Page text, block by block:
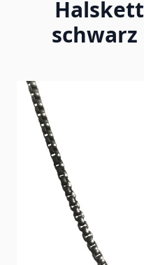
schwarz